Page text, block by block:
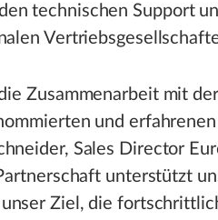
technischen Support
Zusammenarbeit mit
und erfahrenen
Sales Director
unterstützt
Ziel, die